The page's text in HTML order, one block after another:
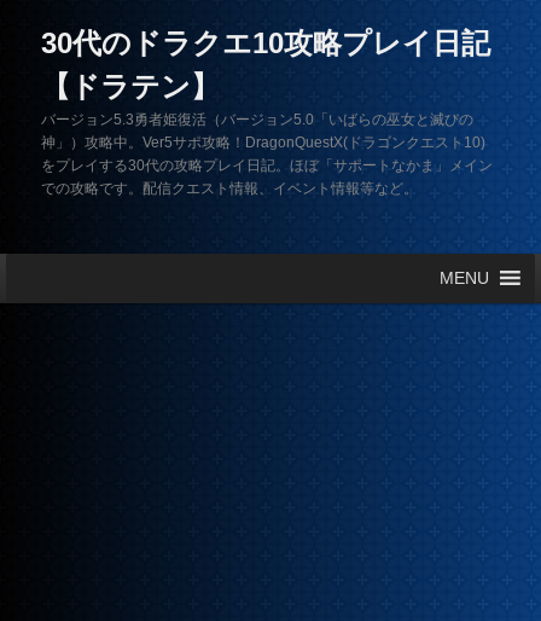
30代のドラクエ10攻略プレイ日記
【ドラテン】
バージョン5.3勇者姫復活（バージョン5.0「いばらの巫女と滅びの
神」）攻略中。Ver5サポ攻略！DragonQuestX(ドラゴンクエスト10)
をプレイする30代の攻略プレイ日記。ほぼ「サポートなかま」メイン
での攻略です。配信クエスト情報、イベント情報等など。
MENU